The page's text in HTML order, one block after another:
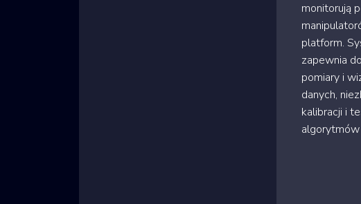
monitorują
platform.
zapewnia
pomiary i
danych,
kalibracji i